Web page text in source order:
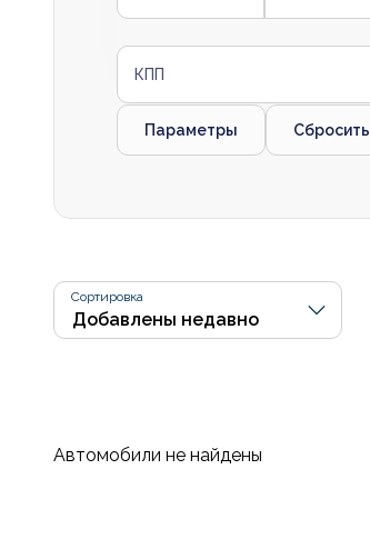
КПП
Параметры Сбросить
Сортировка
Автомобили не найдены